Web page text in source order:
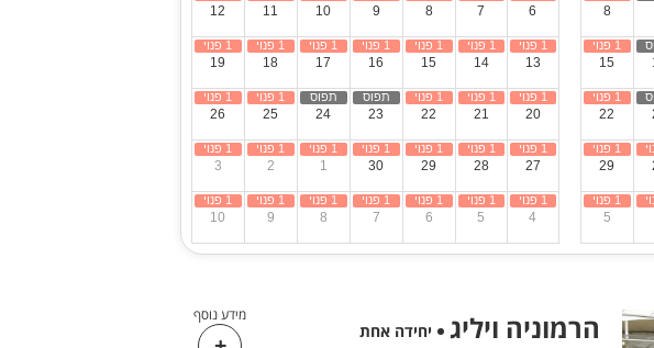
8
15
22
29
5
6
7
8
9
10
11
12
13
14
15
16
17
18
19
20
21
22
23
24
25
26
27
28
29
30
1
2
3
4
5
6
7
8
9
10
הרמוניה ויליג יחידה אחת
מידע נוסף